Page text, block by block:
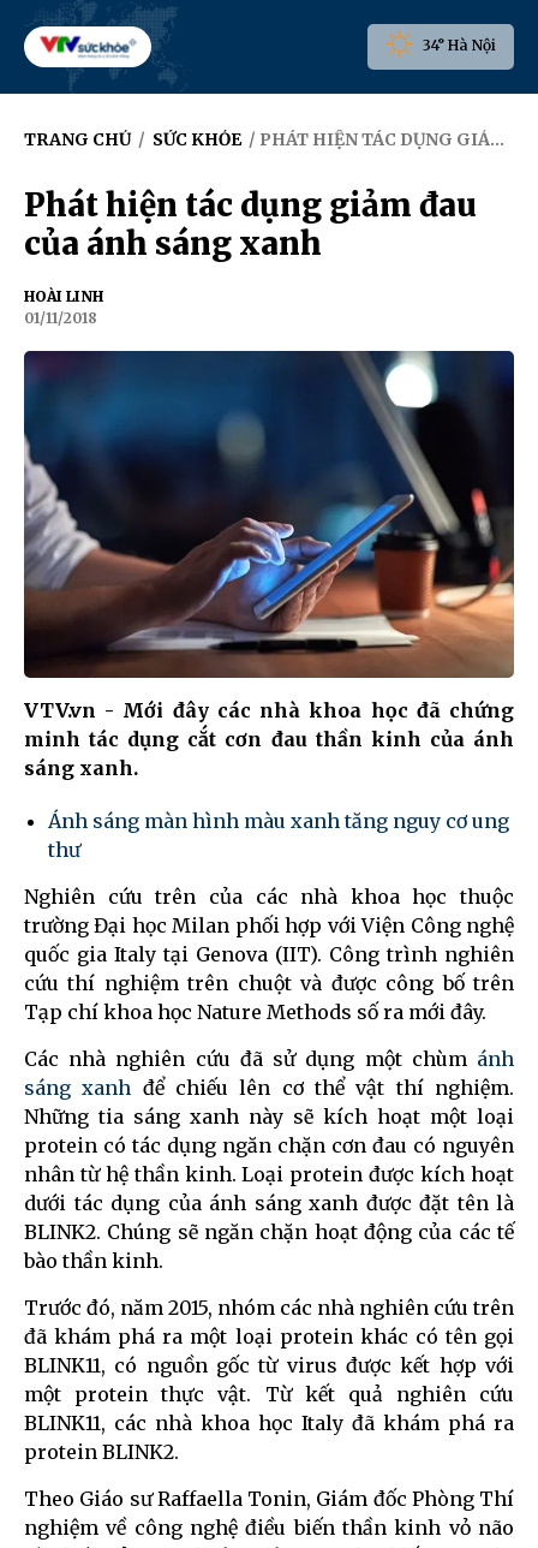
34° Hà Nội
TRANG CHỦ / SỨC KHỎE / PHÁT HIỆN TÁC DỤNG GIẢM ĐAU CỦA ÁNH SÁNG XANH
Phát hiện tác dụng giảm đau
của ánh sáng xanh
HOÀI LINH
01/11/2018
VTV.vn - Mới đây các nhà khoa học đã chứng
minh tác dụng cắt cơn đau thần kinh của ánh
sáng xanh.
Ánh sáng màn hình màu xanh tăng nguy cơ ung
thư
Nghiên cứu trên của các nhà khoa học thuộc
trường Đại học Milan phối hợp với Viện Công nghệ
quốc gia Italy tại Genova (IIT). Công trình nghiên
cứu thí nghiệm trên chuột và được công bố trên
Tạp chí khoa học Nature Methods số ra mới đây.
Các nhà nghiên cứu đã sử dụng một chùm ánh
sáng xanh để chiếu lên cơ thể vật thí nghiệm.
Những tia sáng xanh này sẽ kích hoạt một loại
protein có tác dụng ngăn chặn cơn đau có nguyên
nhân từ hệ thần kinh. Loại protein được kích hoạt
dưới tác dụng của ánh sáng xanh được đặt tên là
BLINK2. Chúng sẽ ngăn chặn hoạt động của các tế
bào thần kinh.
Trước đó, năm 2015, nhóm các nhà nghiên cứu trên
đã khám phá ra một loại protein khác có tên gọi
BLINK11, có nguồn gốc từ virus được kết hợp với
một protein thực vật. Từ kết quả nghiên cứu
BLINK11, các nhà khoa học Italy đã khám phá ra
protein BLINK2.
Theo Giáo sư Raffaella Tonin, Giám đốc Phòng Thí
nghiệm về công nghệ điều biến thần kinh vỏ não